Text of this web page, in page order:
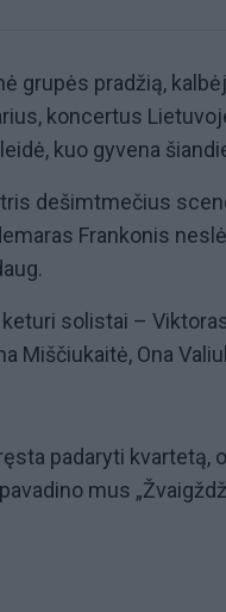
grupės pradžią,
koncertus
kuo gyvena
dešimtmečius
Frankonis
solistai –
Miščiukaitė, Ona
padaryti kvartetą,
mus